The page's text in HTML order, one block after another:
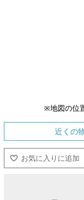
※地図の位
近くの